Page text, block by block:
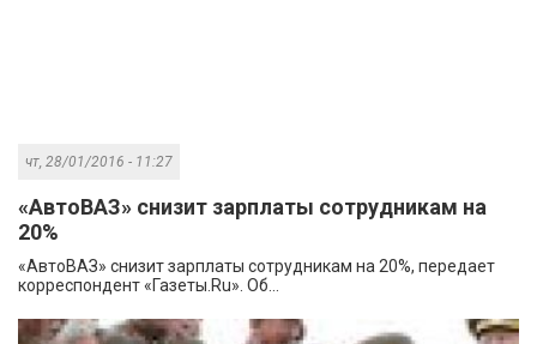
чт, 28/01/2016 - 11:27
«АвтоВАЗ» снизит зарплаты сотрудникам на
20%
«АвтоВАЗ» снизит зарплаты сотрудникам на 20%, передает
корреспондент «Газеты.Ru». Об...